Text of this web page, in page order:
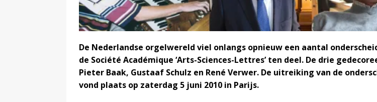
De Nederlandse orgelwereld viel onlangs opnieuw een aantal
de Société Académique ‘Arts-Sciences-Lettres’ ten deel. De drie
Pieter Baak, Gustaaf Schulz en René Verwer. De uitreiking van de
vond plaats op zaterdag 5 juni 2010 in Parijs.